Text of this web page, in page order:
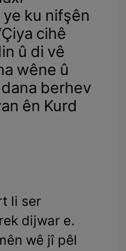
ku nifşên
cihê
û di vê
wêne û
berhev
ên Kurd
li ser
dijwar e.
wê jî pêl